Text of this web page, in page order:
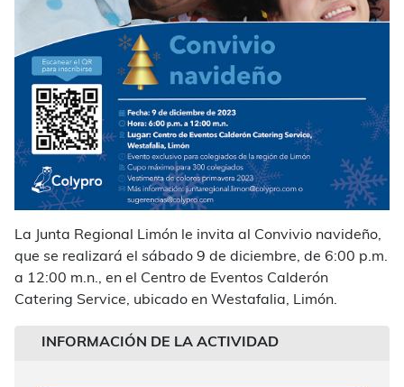
La Junta Regional Limón le invita al Convivio navideño,
que se realizará el sábado 9 de diciembre, de 6:00 p.m.
a 12:00 m.n., en el Centro de Eventos Calderón
Catering Service, ubicado en Westafalia, Limón.
INFORMACIÓN DE LA ACTIVIDAD